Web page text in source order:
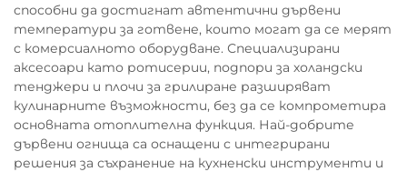
способни да достигнат автентични дървени
температури за готвене, които могат да се мерят
с комерсиалното оборудване. Специализирани
аксесоари като ротисерии, подпори за холандски
тенджери и плочи за грилиране разширяват
кулинарните възможности, без да се компрометира
основната отоплителна функция. Най-добрите
дървени огнища са оснащени с интегрирани
решения за съхранение на кухненски инструменти и